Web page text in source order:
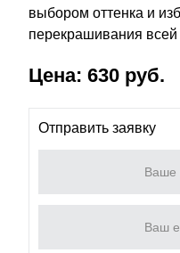
выбором оттенка и
перекрашивания
Цена: 630 руб.
Отправить заявку